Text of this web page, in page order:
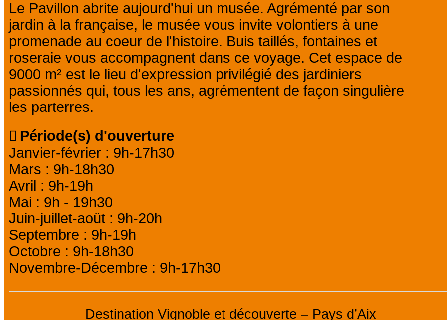
Le Pavillon abrite aujourd'hui un musée. Agrémenté par son
jardin à la française, le musée vous invite volontiers à une
promenade au coeur de l'histoire. Buis taillés, fontaines et
roseraie vous accompagnent dans ce voyage. Cet espace de
9000 m² est le lieu d'expression privilégié des jardiniers
passionnés qui, tous les ans, agrémentent de façon singulière
les parterres.
Période(s) d'ouverture
Janvier-février : 9h-17h30
Mars : 9h-18h30
Avril : 9h-19h
Mai : 9h - 19h30
Juin-juillet-août : 9h-20h
Septembre : 9h-19h
Octobre : 9h-18h30
Novembre-Décembre : 9h-17h30
Destination Vignoble et découverte – Pays d’Aix